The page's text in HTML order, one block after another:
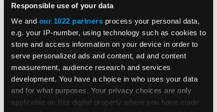
Responsible use of your data
We and our 1022 partners process your personal data,
e.g. your IP-number, using technology such as cookies to
store and access information on your device in order to
serve personalized ads and content, ad and content
measurement, audience research and services
development. You have a choice in who uses your data
and for what purposes. Your privacy choices are only
applicable on this digital property where you have made
Über die Serie
Das Thema indirekte Steuern und Beschaffung